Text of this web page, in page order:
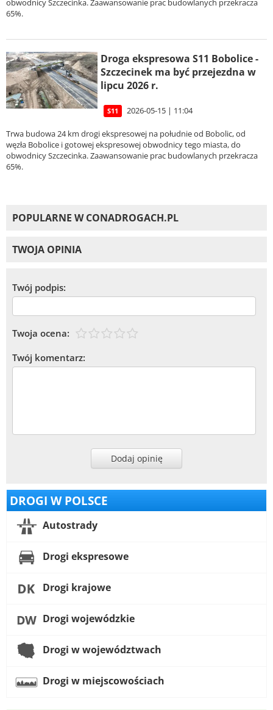
obwodnicy Szczecinka. Zaawansowanie prac budowlanych przekracza
65%.
Droga ekspresowa S11 Bobolice -
Szczecinek ma być przejezdna w
lipcu 2026 r.
S11 2026-05-15 | 11:04
Trwa budowa 24 km drogi ekspresowej na południe od Bobolic, od
węzła Bobolice i gotowej ekspresowej obwodnicy tego miasta, do
obwodnicy Szczecinka. Zaawansowanie prac budowlanych przekracza
65%.
POPULARNE W CONADROGACH.PL
TWOJA OPINIA
Twój podpis:
Twoja ocena:
Twój komentarz:
Dodaj opinię
DROGI W POLSCE
Autostrady
Drogi ekspresowe
Drogi krajowe
Drogi wojewódzkie
Drogi w województwach
Drogi w miejscowościach